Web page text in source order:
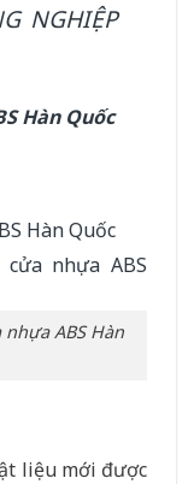
NGHIỆP
Hàn Quốc
ABS Hàn
liệu mới được